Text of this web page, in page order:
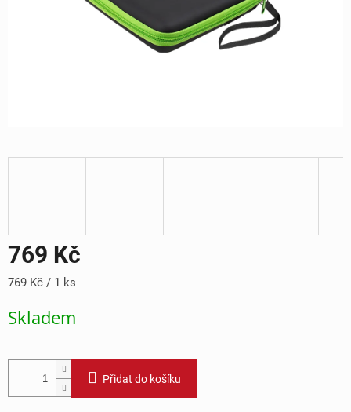
769 Kč
Měrná
769 Kč / 1 ks
Skladem
Přidat do košíku